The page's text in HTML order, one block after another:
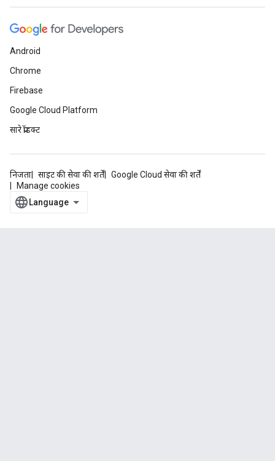
Android
Chrome
Firebase
Google Cloud Platform
सारे प्रॉडक्ट
निजता साइट की सेवा की शर्तें
Google Cloud सेवा की शर्तें
Manage cookies